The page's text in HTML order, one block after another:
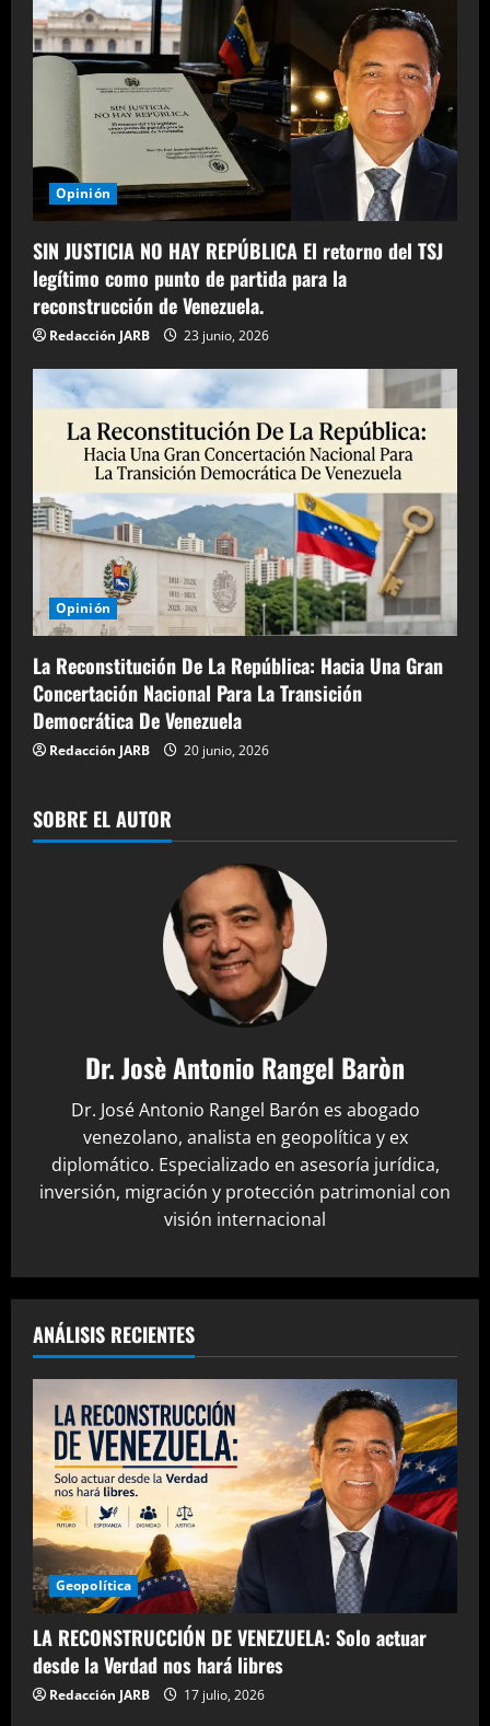
Opinión
SIN JUSTICIA NO HAY REPÚBLICA El retorno del TSJ
legítimo como punto de partida para la
reconstrucción de Venezuela.
Redacción JARB 23 junio, 2026
Opinión
La Reconstitución De La República: Hacia Una Gran
Concertación Nacional Para La Transición
Democrática De Venezuela
Redacción JARB 20 junio, 2026
SOBRE EL AUTOR
Dr. Josè Antonio Rangel Baròn
Dr. José Antonio Rangel Barón es abogado
venezolano, analista en geopolítica y ex
diplomático. Especializado en asesoría jurídica,
inversión, migración y protección patrimonial con
visión internacional
ANÁLISIS RECIENTES
Geopolítica
LA RECONSTRUCCIÓN DE VENEZUELA: Solo actuar
desde la Verdad nos hará libres
Redacción JARB 17 julio, 2026